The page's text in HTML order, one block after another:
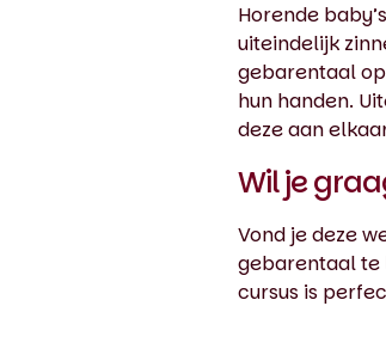
Horende
uiteindelijk
gebarentaal
hun handen.
deze aan
Wil je
Vond je deze
gebarentaal te
cursus is